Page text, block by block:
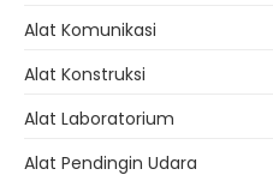
Alat Komunikasi
Alat Konstruksi
Alat Laboratorium
Alat Pendingin Udara